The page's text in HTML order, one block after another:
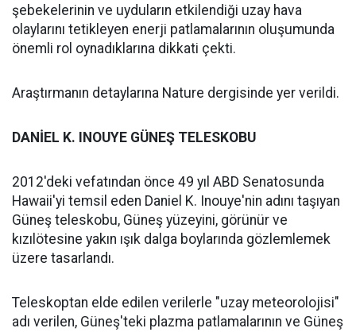
şebekelerinin ve uyduların etkilendiği uzay hava
olaylarını tetikleyen enerji patlamalarının oluşumunda
önemli rol oynadıklarına dikkati çekti.
Araştırmanın detaylarına Nature dergisinde yer verildi.
DANİEL K. INOUYE GÜNEŞ TELESKOBU
2012'deki vefatından önce 49 yıl ABD Senatosunda
Hawaii'yi temsil eden Daniel K. Inouye'nin adını taşıyan
Güneş teleskobu, Güneş yüzeyini, görünür ve
kızılötesine yakın ışık dalga boylarında gözlemlemek
üzere tasarlandı.
Teleskoptan elde edilen verilerle "uzay meteorolojisi"
adı verilen, Güneş'teki plazma patlamalarının ve Güneş